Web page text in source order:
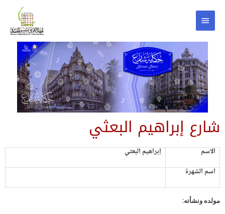
شارع إبراهيم البعثي
الاسم
إبراهيم البعثي
اسم الشهرة
مولده ونشأته: